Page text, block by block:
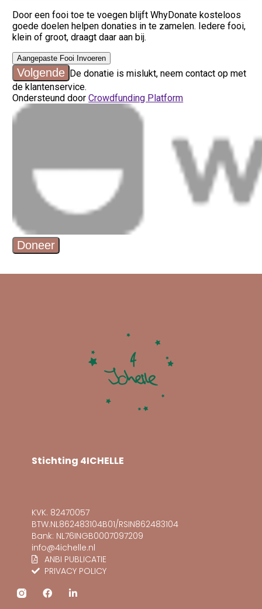
Stichting 4ICHELLE
KVK. 82470057
BTW.NL862483104B01/RSIN862483104
Bank: NL76INGB0007097209
info@4ichelle.nl
ANBI PUBLICATIE
PRIVACY POLICY
F
a
L